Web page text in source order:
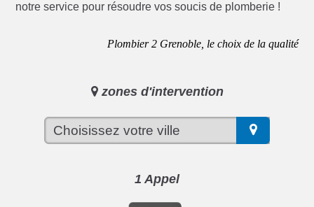
notre service pour résoudre vos soucis de plomberie !
Plombier 2 Grenoble, le choix de la qualité
zones d'intervention
1 Appel